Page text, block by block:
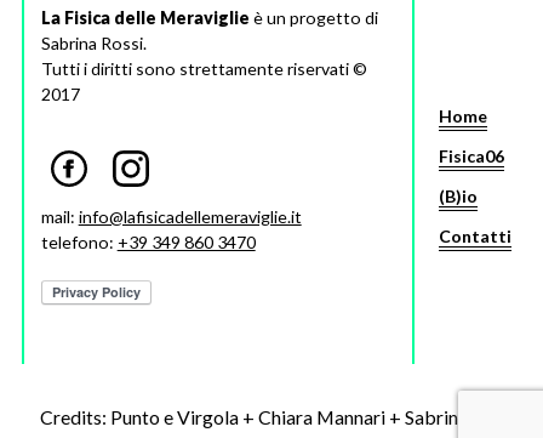
La Fisica delle Meraviglie è un progetto di
Sabrina Rossi.
Tutti i diritti sono strettamente riservati ©
2017
mail: info@lafisicadellemeraviglie.it
telefono: +39 349 860 3470
Home
Fisica06
(B)io
Contatti
Credits: Punto e Virgola + Chiara Mannari + Sabrina